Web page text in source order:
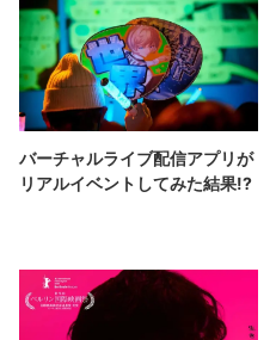
バーチャルライブ配信アプリが
リアルイベントしてみた結果!?